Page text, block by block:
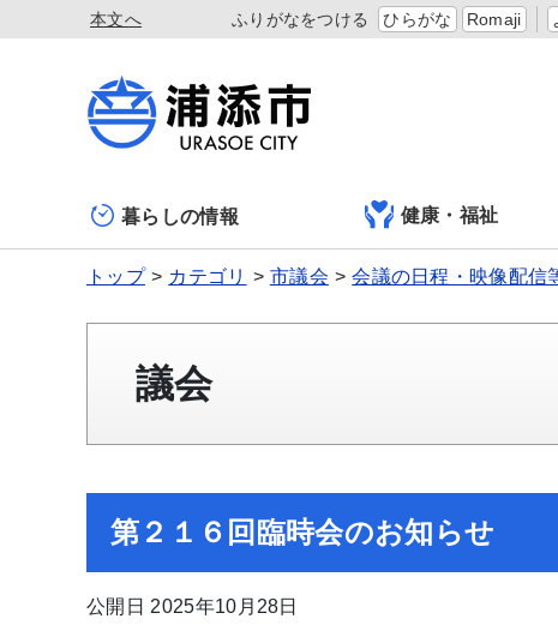
本文へ ふりがなをつける ひらがな Romaji
暮らしの情報 健康・福祉
トップ カテゴリ 市議会 会議の日程・映像配信
議会
第２１６回臨時会のお知らせ
公開日 2025年10月28日